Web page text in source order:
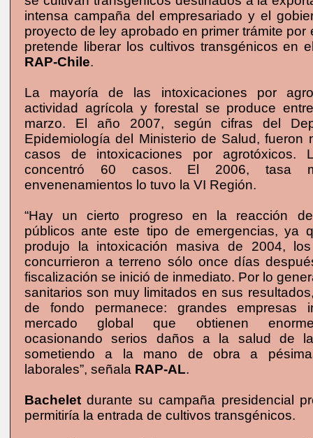
intensa campaña del empresariado y el
proyecto de ley aprobado en primer trámite por
pretende liberar los cultivos transgénicos en
RAP-Chile.
La mayoría de las intoxicaciones por
actividad agrícola y forestal se produce
marzo. El año 2007, según cifras del
Epidemiología del Ministerio de Salud, fueron
casos de intoxicaciones por agrotóxicos.
concentró 60 casos. El 2006, tasa
envenenamientos lo tuvo la VI Región.
“Hay un cierto progreso en la reacción
públicos ante este tipo de emergencias, ya
produjo la intoxicación masiva de 2004, los
concurrieron a terreno sólo once días
fiscalización se inició de inmediato. Por lo
sanitarios son muy limitados en sus
de fondo permanece: grandes empresas
mercado global que obtienen
ocasionando serios daños a la salud de
sometiendo a la mano de obra a
laborales”, señala RAP-AL.
Bachelet durante su campaña presidencial
permitiría la entrada de cultivos transgénicos.